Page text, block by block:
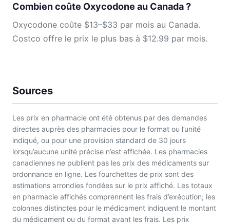
Combien coûte Oxycodone au Canada ?
Oxycodone coûte $13–$33 par mois au Canada.
Costco offre le prix le plus bas à $12.99 par mois.
Sources
Les prix en pharmacie ont été obtenus par des demandes
directes auprès des pharmacies pour le format ou l’unité
indiqué, ou pour une provision standard de 30 jours
lorsqu’aucune unité précise n’est affichée. Les pharmacies
canadiennes ne publient pas les prix des médicaments sur
ordonnance en ligne. Les fourchettes de prix sont des
estimations arrondies fondées sur le prix affiché. Les totaux
en pharmacie affichés comprennent les frais d’exécution; les
colonnes distinctes pour le médicament indiquent le montant
du médicament ou du format avant les frais. Les prix